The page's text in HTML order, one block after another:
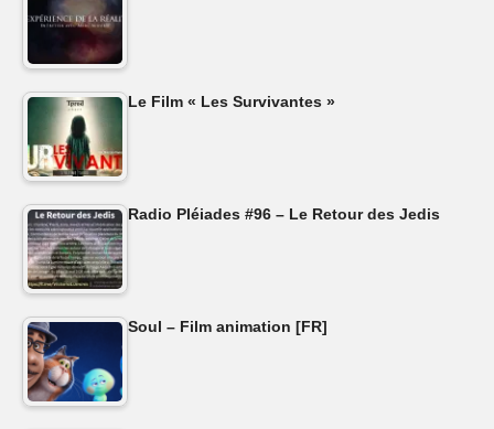
Le Film « Les Survivantes »
Radio Pléiades #96 – Le Retour des Jedis
Soul – Film animation [FR]